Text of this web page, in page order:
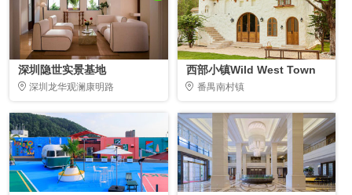
深圳隐世实景基地
深圳龙华观澜康明路
西部小镇Wild West Town
番禺南村镇